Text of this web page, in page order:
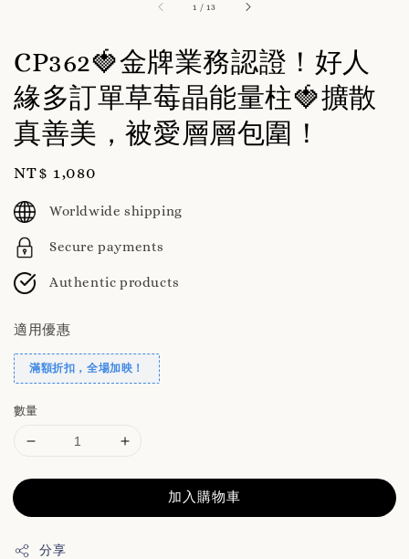
1 /13
CP362🍓金牌業務認證！好人
緣多訂單草莓晶能量柱🍓擴散
真善美，被愛層層包圍！
Regular
price
NT$ 1,080
Worldwide shipping
Secure payments
Authentic products
適用優惠
滿額折扣，全場加映！
數量
加入購物車
分享